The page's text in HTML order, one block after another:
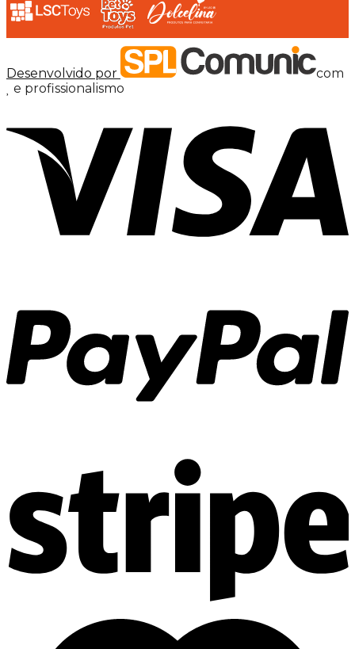
Desenvolvido por
com
e profissionalismo